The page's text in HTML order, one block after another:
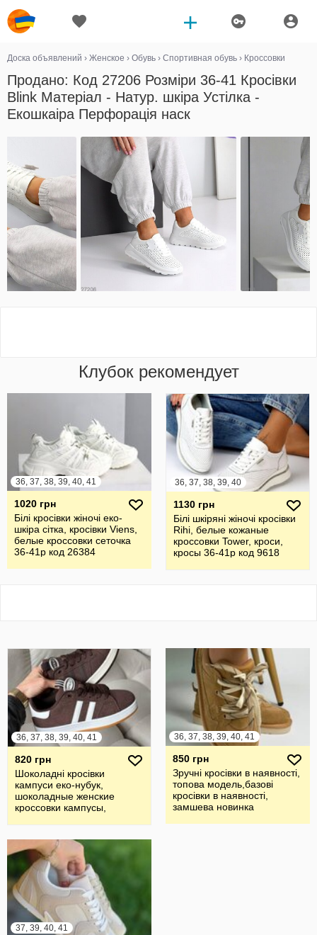
Доска объявлений › Женское › Обувь › Спортивная обувь › Кроссовки
Продано: Код 27206 Розміри 36-41 Кросівки
Blink Матеріал - Натур. шкіра Устілка -
Екошкаіра Перфорація наск
Клубок рекомендует
36, 37, 38, 39, 40, 41
1020 грн
Білі кросівки жіночі еко-
шкіра сітка, кросівки Viens,
белые кроссовки сеточка
36-41р код 26384
36, 37, 38, 39, 40
1130 грн
Білі шкіряні жіночі кросівки
Rihi, белые кожаные
кроссовки Tower, кроси,
кросы 36-41р код 9618
36, 37, 38, 39, 40, 41
820 грн
Шоколадні кросівки
кампуси еко-нубук,
шоколадные женские
кроссовки кампусы,
36, 37, 38, 39, 40, 41
850 грн
Зручні кросівки в наявності,
топова модель,базові
кросівки в наявності,
замшева новинка
37, 39, 40, 41